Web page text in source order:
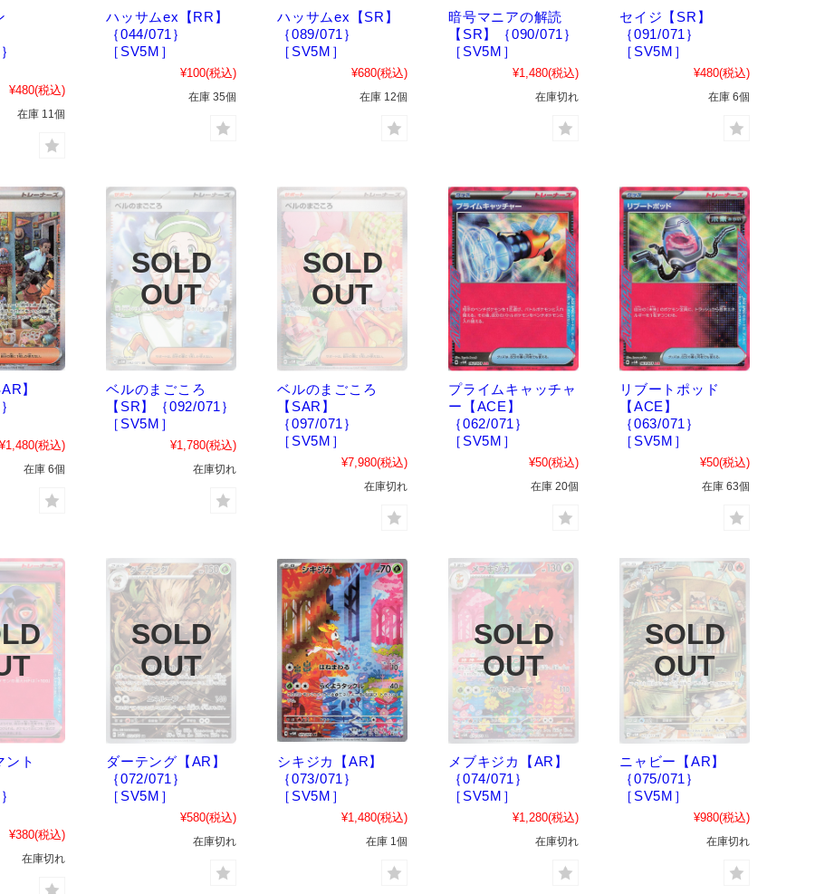
¥480(税込)
在庫 11個
ハッサムex【RR】
｛044/071｝
［SV5M］
¥100(税込)
在庫 35個
ハッサムex【SR】
｛089/071｝
［SV5M］
¥680(税込)
在庫 12個
暗号マニアの解読
【SR】｛090/071｝
［SV5M］
¥1,480(税込)
在庫切れ
セイジ【SR】
｛091/071｝
［SV5M］
¥480(税込)
在庫 6個
】
¥1,480(税込)
在庫 6個
ベルのまごころ
【SR】｛092/071｝
［SV5M］
¥1,780(税込)
在庫切れ
ベルのまごころ
【SAR】
｛097/071｝
［SV5M］
¥7,980(税込)
在庫切れ
プライムキャッチャ
ー【ACE】
｛062/071｝
［SV5M］
¥50(税込)
在庫 20個
リブートポッド
【ACE】
｛063/071｝
［SV5M］
¥50(税込)
在庫 63個
ント
¥380(税込)
在庫切れ
ダーテング【AR】
｛072/071｝
［SV5M］
¥580(税込)
在庫切れ
シキジカ【AR】
｛073/071｝
［SV5M］
¥1,480(税込)
在庫 1個
メブキジカ【AR】
｛074/071｝
［SV5M］
¥1,280(税込)
在庫切れ
ニャビー【AR】
｛075/071｝
［SV5M］
¥980(税込)
在庫切れ